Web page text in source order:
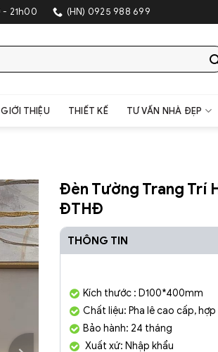
- 21h00 (HN) 0925 988 699
GIỚI THIỆU THIẾT KẾ TƯ VẤN NHÀ ĐẸP
Đèn Tường Trang Trí
ĐTHĐ
THÔNG TIN
Kích thước : D100*400mm
Chất liệu: Pha lê cao cấp,
Bảo hành: 24 tháng
Xuất xứ: Nhập khẩu